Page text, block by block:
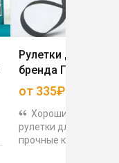
Рулетки для
бренда Пижон
от 335₽
Хорошие цены на
рулетки для собак. У
прочные карабины,